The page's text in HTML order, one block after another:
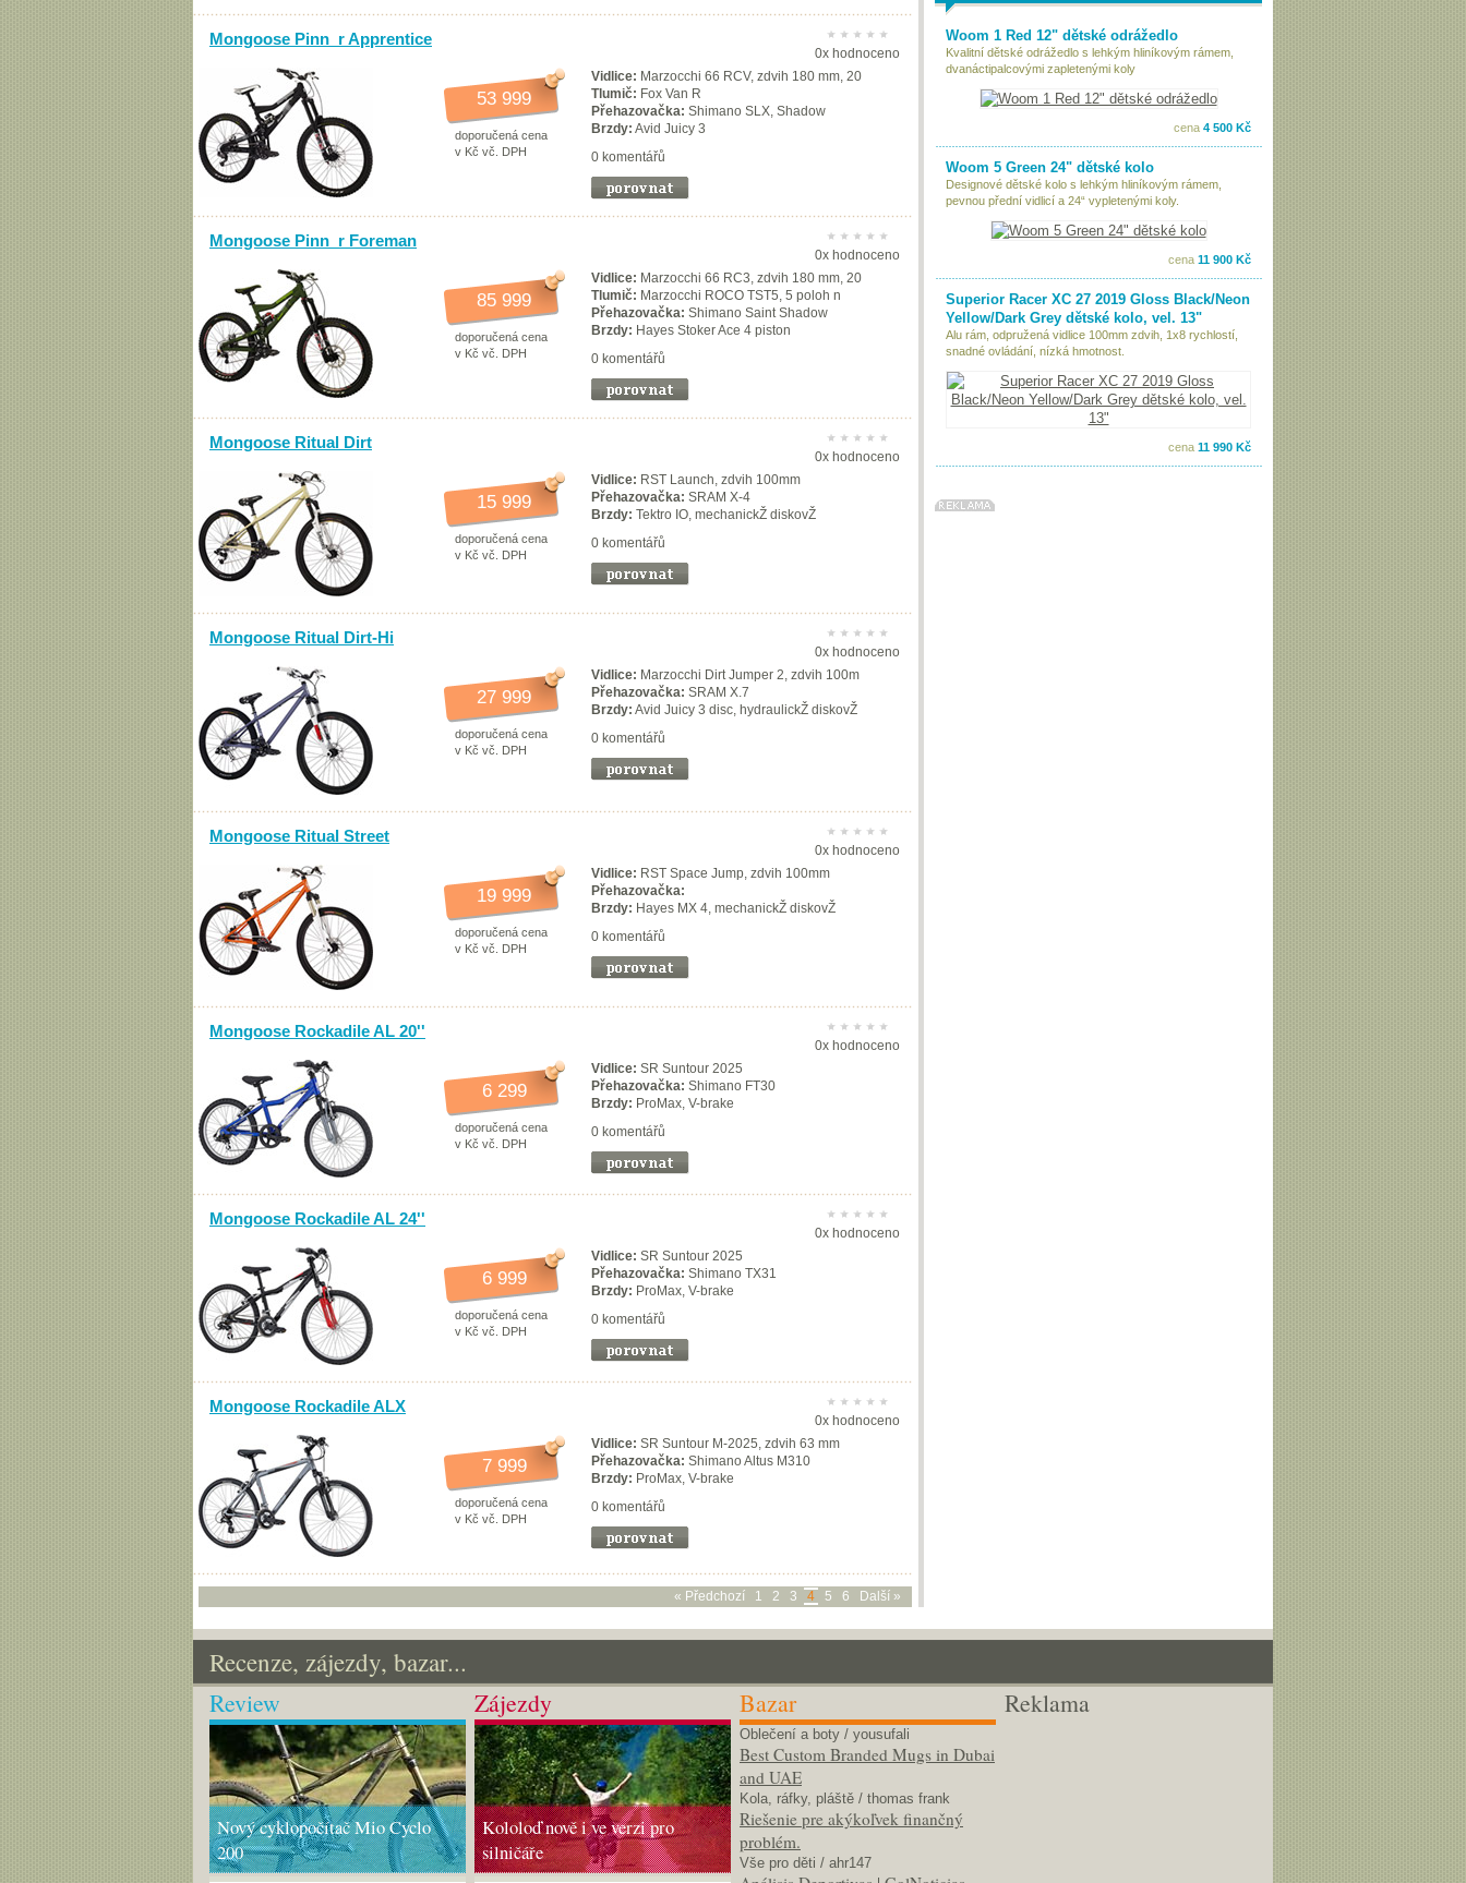
Mongoose Pinn_r Apprentice
0x hodnoceno
53 999
doporučená cena
v Kč vč. DPH
Vidlice: Marzocchi 66 RCV, zdvih 180 mm, 20
Tlumič: Fox Van R
Přehazovačka: Shimano SLX, Shadow
Brzdy: Avid Juicy 3
0 komentářů
Mongoose Pinn_r Foreman
0x hodnoceno
85 999
doporučená cena
v Kč vč. DPH
Vidlice: Marzocchi 66 RC3, zdvih 180 mm, 20
Tlumič: Marzocchi ROCO TST5, 5 poloh n
Přehazovačka: Shimano Saint Shadow
Brzdy: Hayes Stoker Ace 4 piston
0 komentářů
Mongoose Ritual Dirt
0x hodnoceno
15 999
doporučená cena
v Kč vč. DPH
Vidlice: RST Launch, zdvih 100mm
Přehazovačka: SRAM X-4
Brzdy: Tektro IO, mechanickŽ diskovŽ
0 komentářů
Mongoose Ritual Dirt-Hi
0x hodnoceno
27 999
doporučená cena
v Kč vč. DPH
Vidlice: Marzocchi Dirt Jumper 2, zdvih 100m
Přehazovačka: SRAM X.7
Brzdy: Avid Juicy 3 disc, hydraulickŽ diskovŽ
0 komentářů
Mongoose Ritual Street
0x hodnoceno
19 999
doporučená cena
v Kč vč. DPH
Vidlice: RST Space Jump, zdvih 100mm
Přehazovačka:
Brzdy: Hayes MX 4, mechanickŽ diskovŽ
0 komentářů
Mongoose Rockadile AL 20''
0x hodnoceno
6 299
doporučená cena
v Kč vč. DPH
Vidlice: SR Suntour 2025
Přehazovačka: Shimano FT30
Brzdy: ProMax, V-brake
0 komentářů
Mongoose Rockadile AL 24''
0x hodnoceno
6 999
doporučená cena
v Kč vč. DPH
Vidlice: SR Suntour 2025
Přehazovačka: Shimano TX31
Brzdy: ProMax, V-brake
0 komentářů
Mongoose Rockadile ALX
0x hodnoceno
7 999
doporučená cena
v Kč vč. DPH
Vidlice: SR Suntour M-2025, zdvih 63 mm
Přehazovačka: Shimano Altus M310
Brzdy: ProMax, V-brake
0 komentářů
« Předchozí 1 2 3 4 5 6 Další »
Woom 1 Red 12" dětské odrážedlo
Kvalitní dětské odrážedlo s lehkým hliníkovým rámem,
dvanáctipalcovými zapletenými koly
cena 4 500 Kč
Woom 5 Green 24" dětské kolo
Designové dětské kolo s lehkým hliníkovým rámem,
pevnou přední vidlicí a 24“ vypletenými koly.
cena 11 900 Kč
Superior Racer XC 27 2019 Gloss Black/Neon
Yellow/Dark Grey dětské kolo, vel. 13"
Alu rám, odpružená vidlice 100mm zdvih, 1x8 rychlostí,
snadné ovládání, nízká hmotnost.
cena 11 990 Kč
Recenze, zájezdy, bazar...
Review
Nový cyklopočítač Mio Cyclo
200
Zájezdy
Kololoď nově i ve verzi pro
silničáře
Bazar
Oblečení a boty / yousufali
Best Custom Branded Mugs in Dubai
and UAE
Kola, ráfky, pláště / thomas frank
Riešenie pre akýkoľvek finančný
problém.
Vše pro děti / ahr147
Reklama